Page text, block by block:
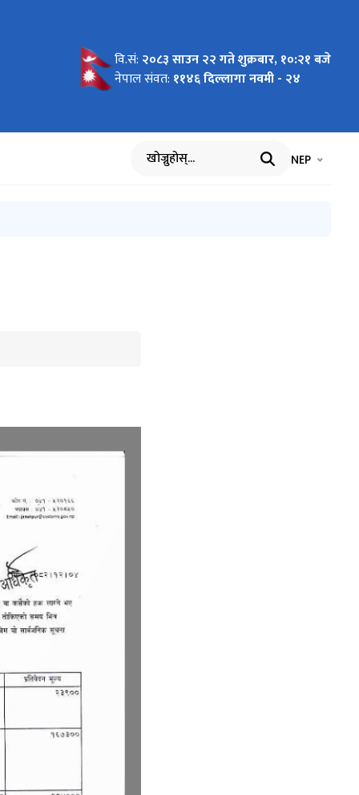
।
सूचना ! वि.सं: २०८३ साउन २२ गते शुक्रबार, १०:२१ बजे
नेपाल संवत: ११४६ दिल्लागा नवमी - २४
खोज्नुहोस् भाषा चयन
NEP